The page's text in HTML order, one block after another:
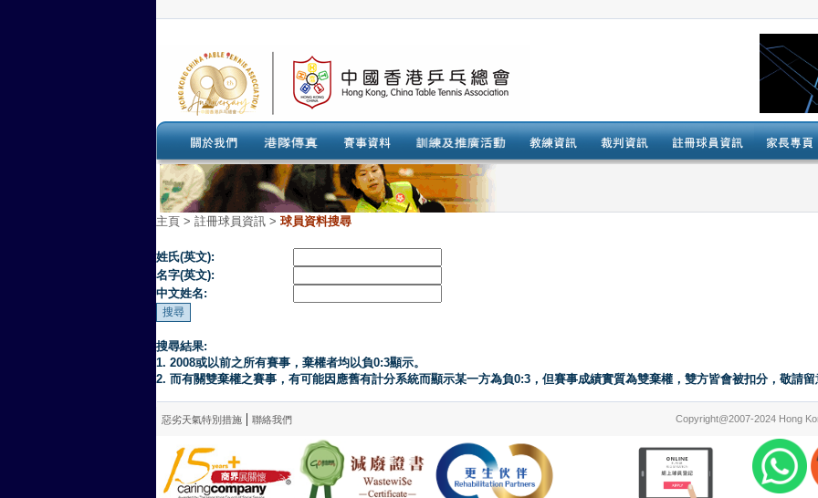
主頁 > 註冊球員資訊 > 球員資料搜尋
姓氏(英文):
名字(英文):
中文姓名:
搜尋結果:
1. 2008或以前之所有賽事，棄權者均以負0:3顯示。
2. 而有關雙棄權之賽事，有可能因應舊有計分系統而顯示某一方為負0:3，但賽事成績實質為雙棄權，雙方皆會被扣分，敬請留